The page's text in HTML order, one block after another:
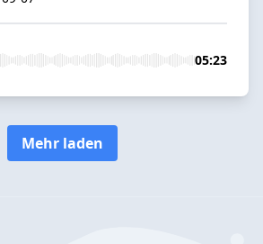
05:23
Mehr laden